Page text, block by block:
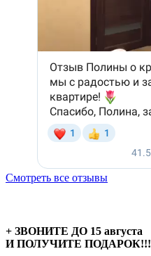
Смотреть все отзывы
+ ЗВОНИТЕ ДО 15 августа
И ПОЛУЧИТЕ ПОДАРОК!!!